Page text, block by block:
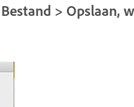
> Opslaan,